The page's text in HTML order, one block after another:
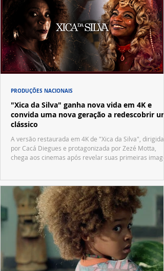
"Xica da Silva" ganha nova vida em 4K e
convida uma nova geração a redescobrir um
clássico
A versão restaurada em 4K de "Xica da Silva", dirigida
por Cacá Diegues e protagonizada por Zezé Motta,
chega aos cinemas após revelar suas primeiras
PRODUÇÕES NACIONAIS